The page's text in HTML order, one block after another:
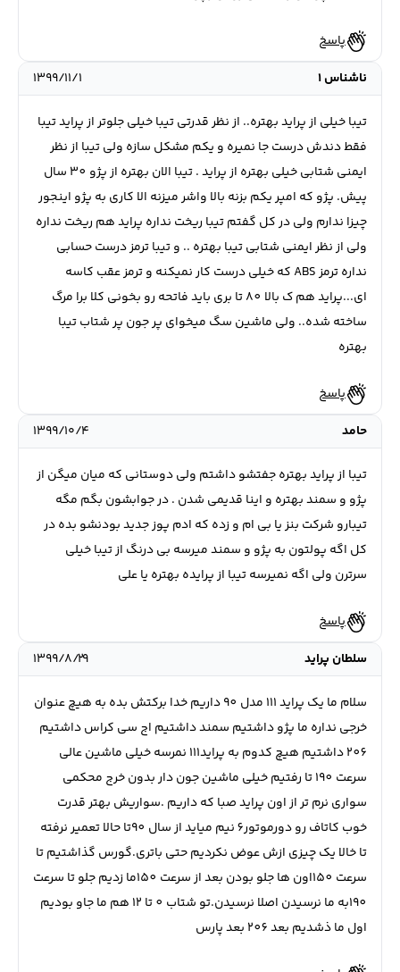
پاسخ
ناشناس 1
۱۳۹۹/۱۱/۱
تیبا خیلی از پراید بهتره.. از نظر قدرتی تیبا خیلی جلوتر از پراید تیبا
فقط دندش درست جا نمیره و یکم مشکل سازه ولی تیبا از نظر
ایمنی شتابی خیلی بهتره از پراید . تیبا الان بهتره از پژو 30 سال
پیش. پژو که امپر یکم بزنه بالا واشر میزنه الا کاری به پژو اینجور
چیزا ندارم ولی در کل گفتم تیبا ریخت نداره پراید هم ریخت نداره
ولی از نظر ایمنی شتابی تیبا بهتره .. و تیبا ترمز درست حسابی
نداره ترمز ABS که خیلی درست کار نمیکنه و ترمز عقب کاسه
ای...پراید هم ک بالا 80 تا بری باید فاتحه رو بخونی کلا برا مرگ
ساخته شده.. ولی ماشین سگ میخوای پر جون پر شتاب تیبا
بهتره
پاسخ
حامد
۱۳۹۹/۱۰/۴
تیبا از پراید بهتره جفتشو داشتم ولی دوستانی که میان میگن از
پژو و سمند بهتره و اینا قدیمی شدن . در جوابشون بگم مگه
تیبارو شرکت بنز یا بی ام و زده که ادم پوز جدید بودنشو بده در
کل اگه پولتون به پژو و سمند میرسه بی درنگ از تیبا خیلی
سرترن ولی اگه نمیرسه تیبا از پرایده بهتره یا علی
پاسخ
سلطان پراید
۱۳۹۹/۸/۲۹
سلام ما یک پراید 111 مدل 90 داریم خدا برکتش بده به هیچ عنوان
خرجی نداره ما پژو داشتیم سمند داشتیم اج سی کراس داشتیم
206 داشتیم هیچ کدوم به پراید111 نمرسه خیلی ماشین عالی
سرعت 190 تا رفتیم خیلی ماشین جون دار بدون خرج محکمی
سواری نرم تر از اون پراید صبا که داریم .سواریش بهتر قدرت
خوب کاتاف رو دورموتور6 نیم میاید از سال 90تا حالا تعمیر نرفته
تا خالا یک چیزی ازش عوض نکردیم حتی باتری.گورس گذاشتیم تا
سرعت 150اون ها جلو بودن بعد از سرعت 150ما زدیم جلو تا سرعت
190به ما نرسیدن اصلا نرسیدن.تو شتاب 0 تا 12 هم ما جاو بودیم
اول ما ذشدیم بعد 206 بعد پارس